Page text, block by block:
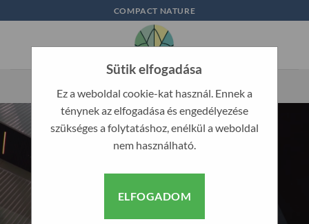
to
COMPACT NATURE
Sütik elfogadása
Ez a weboldal cookie-kat használ. Ennek a
ténynek az elfogadása és engedélyezése
szükséges a folytatáshoz, enélkül a weboldal
nem használható.
ELFOGADOM